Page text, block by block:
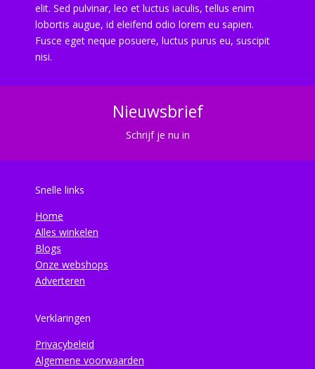
elit. Sed pulvinar, leo et luctus iaculis, tellus enim
lobortis augue, id eleifend odio lorem eu sapien.
Fusce eget neque posuere, luctus purus eu, suscipit
nisi.
Nieuwsbrief
Schrijf je nu in
Snelle links
Home
Alles winkelen
Blogs
Onze webshops
Adverteren
Verklaringen
Privacybeleid
Algemene voorwaarden